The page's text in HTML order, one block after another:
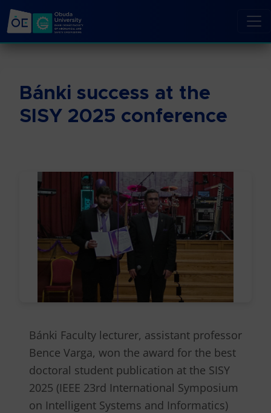
Bánki success at the
SISY 2025 conference
Bánki Faculty lecturer, assistant professor
Bence Varga, won the award for the best
doctoral student publication at the SISY
2025 (IEEE 23rd International Symposium
on Intelligent Systems and Informatics)